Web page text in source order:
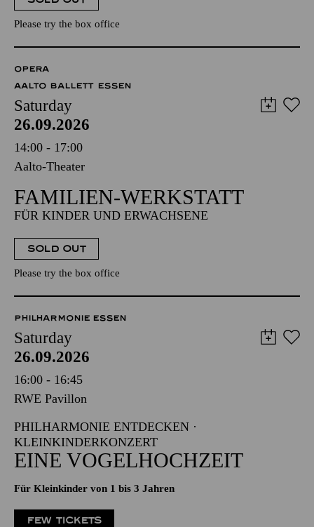
Please try the box office
OPERA
AALTO BALLETT ESSEN
Saturday
26.09.2026
14:00 - 17:00
Aalto-Theater
FAMILIEN-WERKSTATT
FÜR KINDER UND ERWACHSENE
SOLD OUT
Please try the box office
PHILHARMONIE ESSEN
Saturday
26.09.2026
16:00 - 16:45
RWE Pavillon
PHILHARMONIE ENTDECKEN ·
KLEINKINDERKONZERT
EINE VOGELHOCHZEIT
Für Kleinkinder von 1 bis 3 Jahren
FEW TICKETS